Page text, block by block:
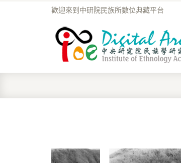
歡迎來到中研院民族所數位典藏平台